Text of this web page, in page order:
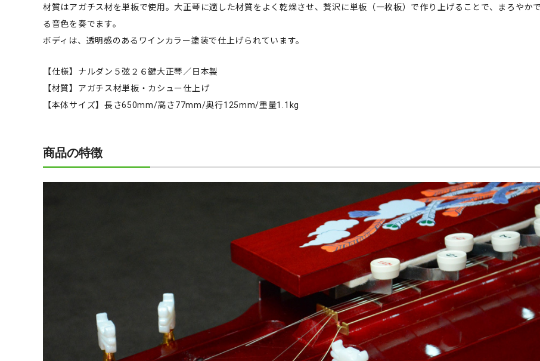
材質はアガチス材を単板で使用。大正琴に適した材質をよく乾燥させ、贅沢に単板（一枚板）で作り上げることで、まろやか
る音色を奏でます。
ボディは、透明感のあるワインカラー塗装で仕上げられています。
【仕様】ナルダン５弦２６鍵大正琴／日本製
【材質】アガチス材単板・カシュー仕上げ
【本体サイズ】長さ650mm/高さ77mm/奥行125mm/重量1.1kg
商品の特徴